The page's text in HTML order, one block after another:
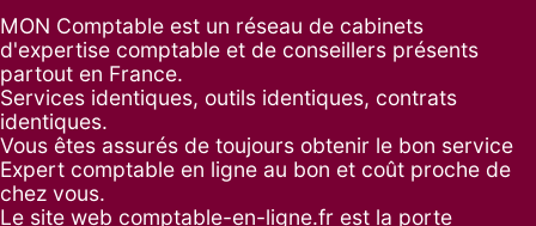
MON Comptable est un réseau de cabinets
d'expertise comptable et de conseillers présents
partout en France.
Services identiques, outils identiques, contrats
identiques.
Vous êtes assurés de toujours obtenir le bon service
Expert comptable en ligne au bon et coût proche de
chez vous.
Le site web comptable-en-ligne.fr est la porte